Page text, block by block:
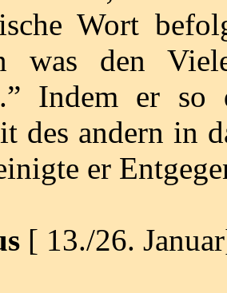
Wort
was den
Indem er
des andern in
er
[ 13./26.